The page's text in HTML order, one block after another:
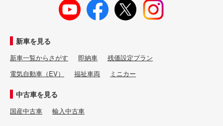
新車を見る
新車一覧からさがす 即納車
残価設定プラン
電気自動車（EV）
福祉車両 ミニカー
中古車を見る
国産中古車 輸入中古車